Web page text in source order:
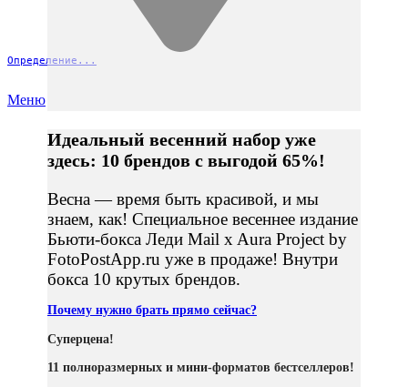
Определение...
Меню
Идеальный весенний набор уже
здесь: 10 брендов с выгодой 65%!
Весна — время быть красивой, и мы
знаем, как! Специальное весеннее издание
Бьюти-бокса Леди Mail x Aura Project by
FotoPostApp.ru уже в продаже! Внутри
бокса 10 крутых брендов.
Почему нужно брать прямо сейчас?
Суперцена!
11 полноразмерных и мини-форматов бестселлеров!